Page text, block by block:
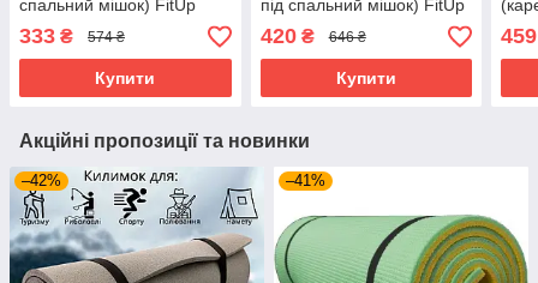
спальний мішок) FitUp
Похід 8мм (F-00003)
333 ₴ 574 ₴
Купити
під спальний мішок) FitUp
Похід 12мм (F-00005)
420₴ 646 ₴
Купити
під
+
459
Акційні пропозиції та новинки
–42% –41%